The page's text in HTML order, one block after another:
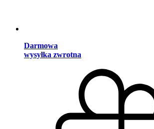
Darmowa
wysyłka zwrotna